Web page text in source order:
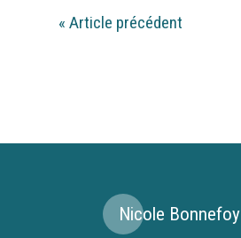
« Article précédent
Nicole Bonnefoy